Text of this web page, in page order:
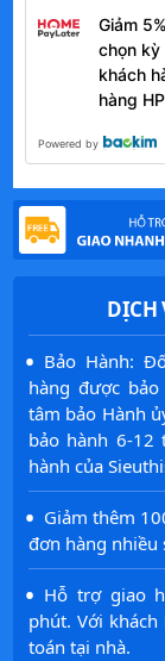
Giảm
chọn kỳ
khách
hàng
Powered by
DỊCH
· Bảo Hành:
hàng được
tâm bảo Hành
bảo hành 6-12
hành của
· Giảm thêm
đơn hàng nhiều
· Hỗ trợ giao
phút. Với
toán tại nhà.